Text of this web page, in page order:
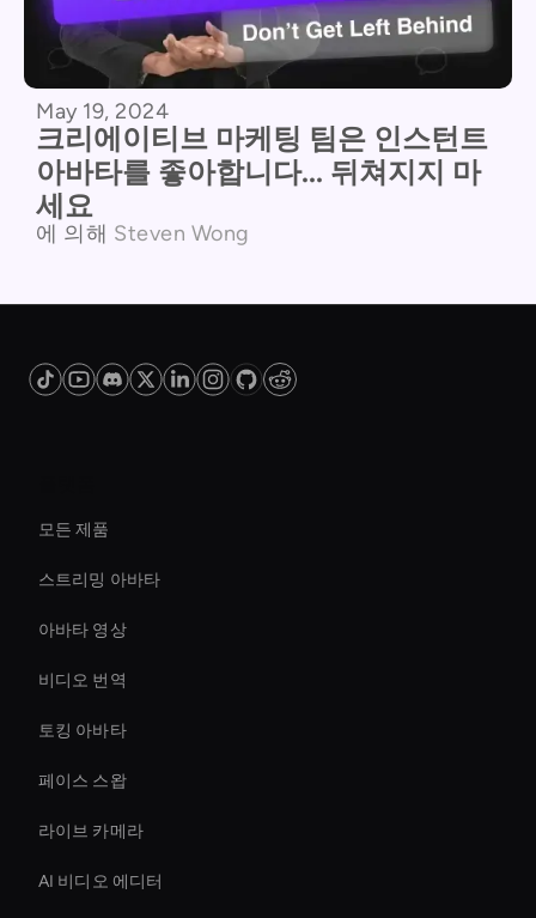
May 19, 2024
크리에이티브 마케팅 팀은 인스턴트
아바타를 좋아합니다... 뒤쳐지지 마
세요
에 의해 Steven Wong
모든 제품
스트리밍 아바타
아바타 영상
비디오 번역
토킹 아바타
페이스 스왑
라이브 카메라
AI 비디오 에디터